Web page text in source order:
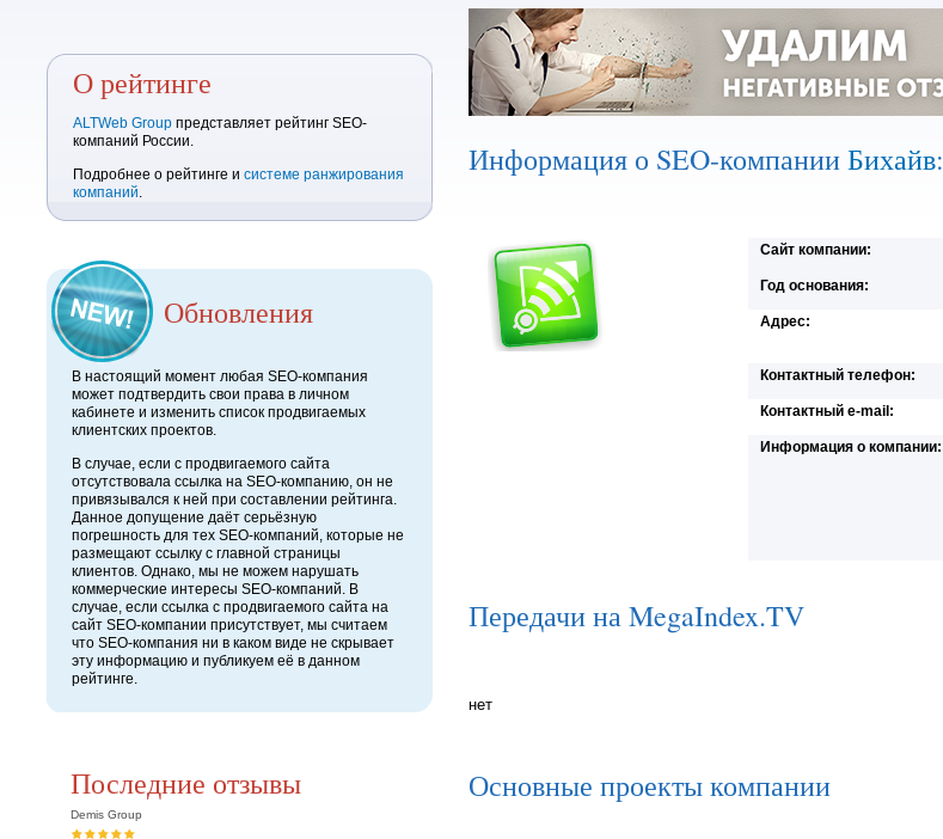
О рейтинге
ALTWeb Group представляет рейтинг SEO-
компаний России.
Подробнее о рейтинге и системе ранжирования
компаний.
Обновления
В настоящий момент любая SEO-компания
может подтвердить свои права в личном
кабинете и изменить список продвигаемых
клиентских проектов.
В случае, если с продвигаемого сайта
отсутствовала ссылка на SEO-компанию, он не
привязывался к ней при составлении рейтинга.
Данное допущение даёт серьёзную
погрешность для тех SEO-компаний, которые не
размещают ссылку с главной страницы
клиентов. Однако, мы не можем нарушать
коммерческие интересы SEO-компаний. В
случае, если ссылка с продвигаемого сайта на
сайт SEO-компании присутствует, мы считаем
что SEO-компания ни в каком виде не скрывает
эту информацию и публикуем её в данном
рейтинге.
Последние отзывы
Demis Group
Информация о SEO-компанииБихайв:
Сайт компании:
Год основания:
Адрес:
Контактный телефон:
Контактный e-mail:
Информация о компании:
Передачи на MegaIndex.TV
нет
Основные проекты компании